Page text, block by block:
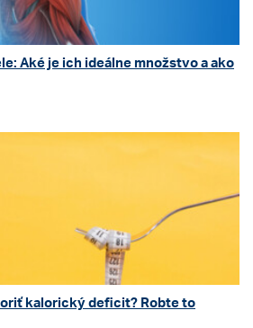
Aké je ich ideálne množstvo a ako
kalorický deficit? Robte to